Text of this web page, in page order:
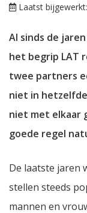
Laatst
Al sinds de
het begrip LAT
twee partners
niet in
niet met elkaar
goede regel
De laatste jaren
stellen steeds
mannen en